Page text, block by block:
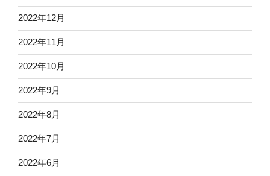
2022年12月
2022年11月
2022年10月
2022年9月
2022年8月
2022年7月
2022年6月